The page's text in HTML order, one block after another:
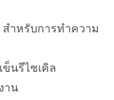
าหรับการทําความ
นรีไซเคิล
าน